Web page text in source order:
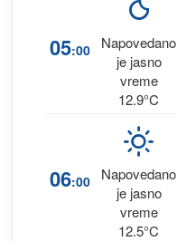
05:00
Napovedano
je jasno
vreme
12.9°C
06:00
Napovedano
je jasno
vreme
12.5°C